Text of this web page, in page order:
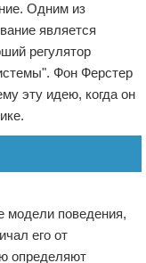
Одним из
является
регулятор
Фон Ферстер
эту идею, когда он
модели поведения,
его от
определяют